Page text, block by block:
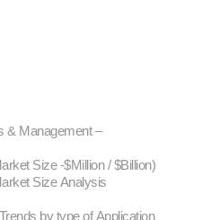
& Management –
Size -$Million / $Billion)
Size Analysis
by type of Application